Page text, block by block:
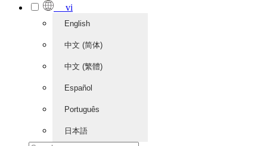
vi
English
中文 (简体)
中文 (繁體)
Español
Português
日本語